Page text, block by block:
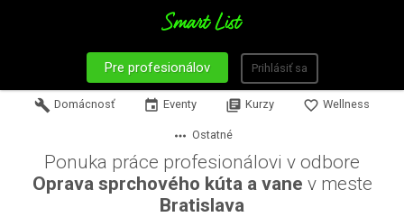
Pre profesionálov Prihlásiť sa
build Domácnosť event Eventy library_books Kurzy favorite_border Wellness
more_horiz Ostatné
Ponuka práce profesionálovi v odbore
Oprava sprchového kúta a vane v meste
Bratislava